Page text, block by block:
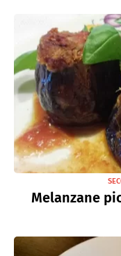
Melanzane